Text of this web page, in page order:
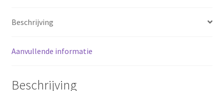
Beschrijving
Aanvullende informatie
Beschrijving